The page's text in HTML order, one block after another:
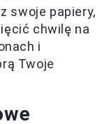
swoje papiery,
chwilę na
i
Twoje